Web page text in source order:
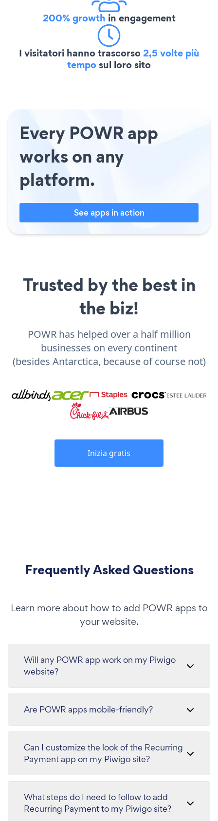
200% growth in engagement
I visitatori hanno trascorso2,5 volte più
temposul loro sito
Every POWR app
works on any
platform.
See apps in action
Trusted by the best in
the biz!
POWR has helped over a half million
businesses on every continent
(besides Antarctica, because of course not)
Inizia gratis
Frequently Asked Questions
Learn more about how to add POWR apps to
your website.
Will any POWR app work on my Piwigo
website?
Are POWR apps mobile-friendly?
Can I customize the look of the Recurring
Payment app on my Piwigo site?
What steps do I need to follow to add
Recurring Payment to my Piwigo site?